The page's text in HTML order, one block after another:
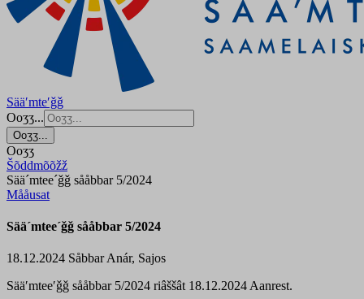
Sääʹmteʹǧǧ
Ooʒʒ...
Ooʒʒ...
Ooʒʒ
Šõddmõõžž
Sää´mtee´ǧǧ sååbbar 5/2024
Mååusat
Sää´mtee´ǧǧ sååbbar 5/2024
18.12.2024 Såbbar Anár, Sajos
Sääʹmteeʹǧǧ sååbbar 5/2024 riâššât 18.12.2024 Aanrest.